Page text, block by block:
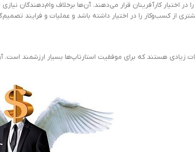
اختیار کارآفرینان قرار می‌دهند. آن‌ها برخلاف وام‌دهندگان
از کسب‌وکار را در اختیار داشته باشد و عملیات و فرایند
زیادی هستند که برای موفقیت استارتاپ‌ها بسیار ارزشمند